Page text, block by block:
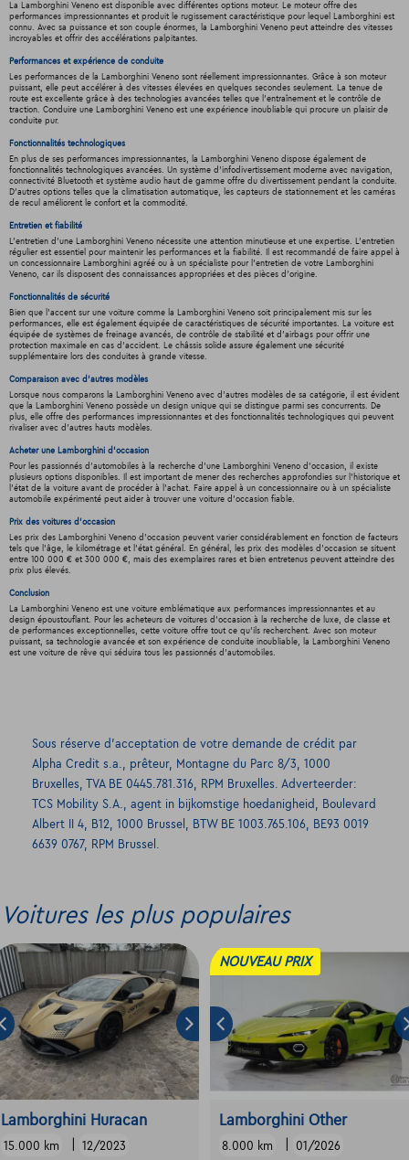
La Lamborghini Veneno est disponible avec différentes options moteur. Le moteur offre des
performances impressionnantes et produit le rugissement caractéristique pour lequel Lamborghini est
connu. Avec sa puissance et son couple énormes, la Lamborghini Veneno peut atteindre des vitesses
incroyables et offrir des accélérations palpitantes.
Performances et expérience de conduite
Les performances de la Lamborghini Veneno sont réellement impressionnantes. Grâce à son moteur
puissant, elle peut accélérer à des vitesses élevées en quelques secondes seulement. La tenue de
route est excellente grâce à des technologies avancées telles que l'entraînement et le contrôle de
traction. Conduire une Lamborghini Veneno est une expérience inoubliable qui procure un plaisir de
conduite pur.
Fonctionnalités technologiques
En plus de ses performances impressionnantes, la Lamborghini Veneno dispose également de
fonctionnalités technologiques avancées. Un système d'infodivertissement moderne avec navigation,
connectivité Bluetooth et système audio haut de gamme offre du divertissement pendant la conduite.
D'autres options telles que la climatisation automatique, les capteurs de stationnement et les caméras
de recul améliorent le confort et la commodité.
Entretien et fiabilité
L'entretien d'une Lamborghini Veneno nécessite une attention minutieuse et une expertise. L'entretien
régulier est essentiel pour maintenir les performances et la fiabilité. Il est recommandé de faire appel à
un concessionnaire Lamborghini agréé ou à un spécialiste pour l'entretien de votre Lamborghini
Veneno, car ils disposent des connaissances appropriées et des pièces d'origine.
Fonctionnalités de sécurité
Bien que l'accent sur une voiture comme la Lamborghini Veneno soit principalement mis sur les
performances, elle est également équipée de caractéristiques de sécurité importantes. La voiture est
équipée de systèmes de freinage avancés, de contrôle de stabilité et d'airbags pour offrir une
protection maximale en cas d'accident. Le châssis solide assure également une sécurité
supplémentaire lors des conduites à grande vitesse.
Comparaison avec d'autres modèles
Lorsque nous comparons la Lamborghini Veneno avec d'autres modèles de sa catégorie, il est évident
que la Lamborghini Veneno possède un design unique qui se distingue parmi ses concurrents. De
plus, elle offre des performances impressionnantes et des fonctionnalités technologiques qui peuvent
rivaliser avec d'autres hauts modèles.
Acheter une Lamborghini d'occasion
Pour les passionnés d'automobiles à la recherche d'une Lamborghini Veneno d'occasion, il existe
plusieurs options disponibles. Il est important de mener des recherches approfondies sur l'historique et
l'état de la voiture avant de procéder à l'achat. Faire appel à un concessionnaire ou à un spécialiste
automobile expérimenté peut aider à trouver une voiture d'occasion fiable.
Prix des voitures d'occasion
Les prix des Lamborghini Veneno d'occasion peuvent varier considérablement en fonction de facteurs
tels que l'âge, le kilométrage et l'état général. En général, les prix des modèles d'occasion se situent
entre 100 000 € et 300 000 €, mais des exemplaires rares et bien entretenus peuvent atteindre des
prix plus élevés.
Conclusion
La Lamborghini Veneno est une voiture emblématique aux performances impressionnantes et au
design époustouflant. Pour les acheteurs de voitures d'occasion à la recherche de luxe, de classe et
de performances exceptionnelles, cette voiture offre tout ce qu'ils recherchent. Avec son moteur
puissant, sa technologie avancée et son expérience de conduite inoubliable, la Lamborghini Veneno
est une voiture de rêve qui séduira tous les passionnés d'automobiles.
Sous réserve d’acceptation de votre demande de crédit par
Alpha Credit s.a., prêteur, Montagne du Parc 8/3, 1000
Bruxelles, TVA BE 0445.781.316, RPM Bruxelles. Adverteerder:
TCS Mobility S.A., agent in bijkomstige hoedanigheid, Boulevard
Albert II 4, B12, 1000 Brussel, BTW BE 1003.765.106, BE93 0019
6639 0767, RPM Brussel.
Voitures les plus populaires
Lamborghini Huracan
15.000 km 12/2023
NOUVEAU PRIX
Lamborghini Other
8.000 km 01/2026